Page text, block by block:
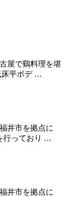
屋で鷄料理を堪
床平ボデ …
井市を拠点に
行っており …
井市を拠点に